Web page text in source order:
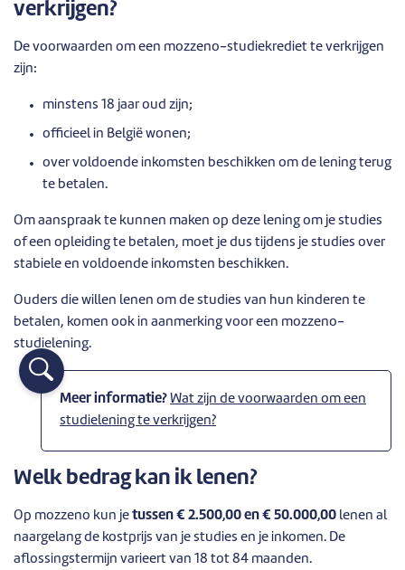
verkrijgen?
De voorwaarden om een mozzeno-studiekrediet te verkrijgen
zijn:
minstens 18 jaar oud zijn;
officieel in België wonen;
over voldoende inkomsten beschikken om de lening terug
te betalen.
Om aanspraak te kunnen maken op deze lening om je studies
of een opleiding te betalen, moet je dus tijdens je studies over
stabiele en voldoende inkomsten beschikken.
Ouders die willen lenen om de studies van hun kinderen te
betalen, komen ook in aanmerking voor een mozzeno-
studielening.
Meer informatie? Wat zijn de voorwaarden om een
studielening te verkrijgen?
Welk bedrag kan ik lenen?
Op mozzeno kun je tussen € 2.500,00 en € 50.000,00 lenen al
naargelang de kostprijs van je studies en je inkomen. De
aflossingstermijn varieert van 18 tot 84 maanden.